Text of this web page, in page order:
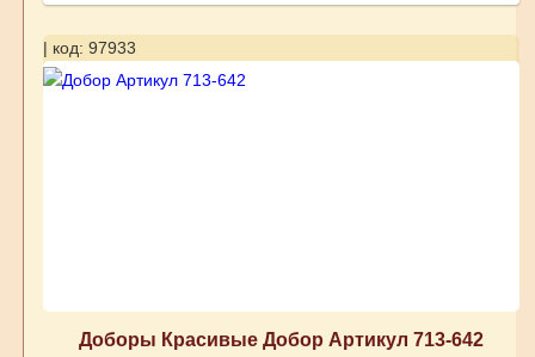
| код: 97933
Доборы Красивые Добор Артикул 713-642